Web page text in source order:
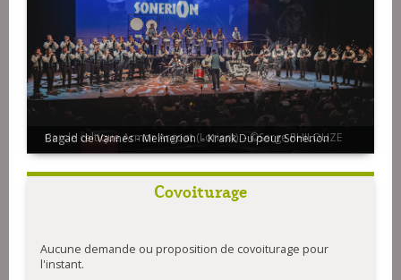
Bagad de Vannes - Melinerion - Krank Du pour Sonerion
Covoiturage
Aucune demande ou proposition de covoiturage pour
l'instant.